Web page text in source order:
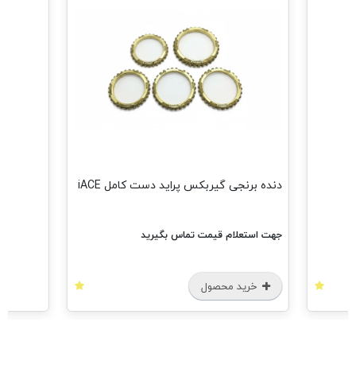
دنده برنجی گیربکس پراید دست کامل iACE
جهت استعلام قیمت تماس بگیرید
خرید محصول